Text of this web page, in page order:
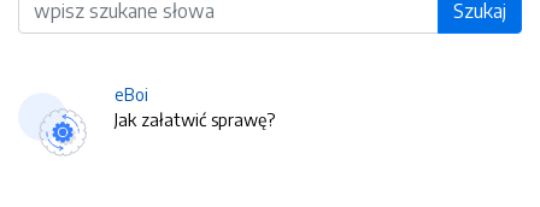
Szukaj
eBoi
Jak załatwić sprawę?